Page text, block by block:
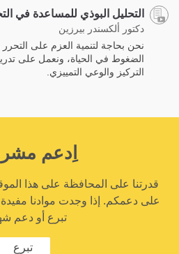
التحليل البوذي للمساعدة في
دكتور ألكسندر بيرزين
نحن بحاجة لتنمية العزم على التحرر
الضغوط في الحياة، ونعمل على
التركيز والوعي التمييزي.
اِدعم
قدرتنا على المحافظة على هذا
على دعمكم. إذا وجدت موادنا
تبرع أو دعم
تبرع